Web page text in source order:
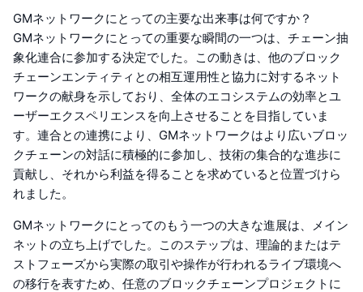
GMネットワークにとっての主要な出来事は何ですか？
GMネットワークにとっての重要な瞬間の一つは、チェーン抽
象化連合に参加する決定でした。この動きは、他のブロック
チェーンエンティティとの相互運用性と協力に対するネット
ワークの献身を示しており、全体のエコシステムの効率とユ
ーザーエクスペリエンスを向上させることを目指していま
す。連合との連携により、GMネットワークはより広いブロッ
クチェーンの対話に積極的に参加し、技術の集合的な進歩に
貢献し、それから利益を得ることを求めていると位置づけら
れました。
GMネットワークにとってのもう一つの大きな進展は、メイン
ネットの立ち上げでした。このステップは、理論的またはテ
ストフェーズから実際の取引や操作が行われるライブ環境へ
の移行を表すため、任意のブロックチェーンプロジェクトに